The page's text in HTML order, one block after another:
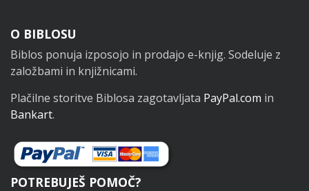
Noga
O BIBLOSU
Biblos ponuja izposojo in prodajo e-knjig. Sodeluje z
založbami in knjižnicami.
Plačilne storitve Biblosa zagotavljata PayPal.com in
Bankart.
POTREBUJEŠ POMOČ?